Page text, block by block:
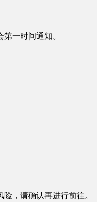
一时间通知。
，请确认再进行前往。